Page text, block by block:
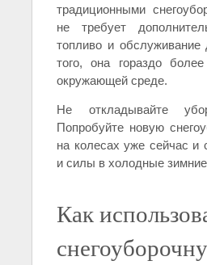
традиционными
не требует
топливо и обслуживание
того, она гораздо
окружающей среде.
Не откладывайте
Попробуйте новую
на колесах уже сейчас и
и силы в холодные
Как